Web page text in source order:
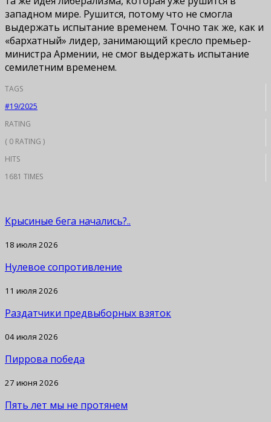
западном мире. Рушится, потому что не смогла
выдержать испытание временем. Точно так же, как и
«бархатный» лидер, занимающий кресло премьер-
министра Армении, не смог выдержать испытание
семилетним временем.
TAGS
#19/2025
RATING
( 0 RATING )
HITS
1681 TIMES
Крысиные бега начались?..
18 июля 2026
Нулевое сопротивление
11 июля 2026
Раздатчики предвыборных взяток
04 июля 2026
Пиррова победа
27 июня 2026
Пять лет мы не протянем